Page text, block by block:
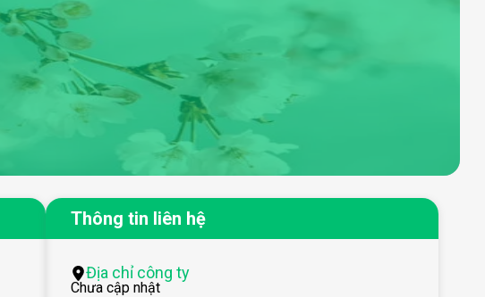
Thông tin liên hệ
Địa chỉ công ty
Chưa cập nhật